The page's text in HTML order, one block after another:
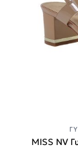
MISS NV